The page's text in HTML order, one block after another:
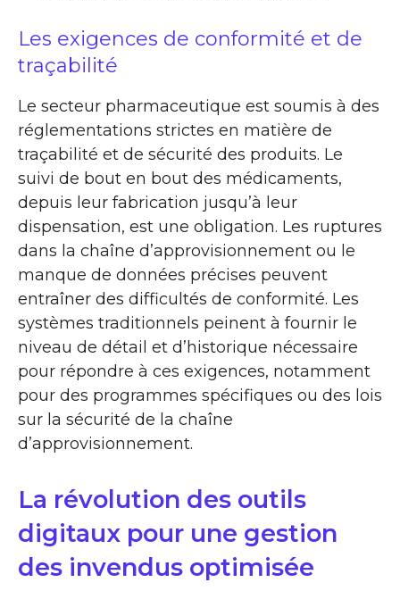
Les exigences de conformité et de
traçabilité
Le secteur pharmaceutique est soumis à des
réglementations strictes en matière de
traçabilité et de sécurité des produits. Le
suivi de bout en bout des médicaments,
depuis leur fabrication jusqu’à leur
dispensation, est une obligation. Les ruptures
dans la chaîne d’approvisionnement ou le
manque de données précises peuvent
entraîner des difficultés de conformité. Les
systèmes traditionnels peinent à fournir le
niveau de détail et d’historique nécessaire
pour répondre à ces exigences, notamment
pour des programmes spécifiques ou des lois
sur la sécurité de la chaîne
d’approvisionnement.
La révolution des outils
digitaux pour une gestion
des invendus optimisée